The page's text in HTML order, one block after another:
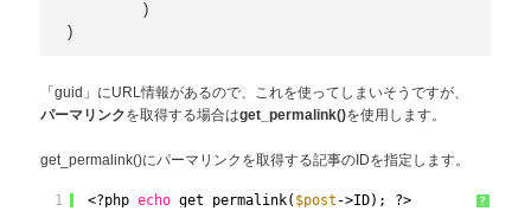
        )
)
「guid」にURL情報があるので、これを使ってしまいそうですが、
パーマリンクを取得する場合はget_permalink()を使用します。
get_permalink()にパーマリンクを取得する記事のIDを指定します。
?
1 <?php echo get_permalink( $post ->ID); ?>